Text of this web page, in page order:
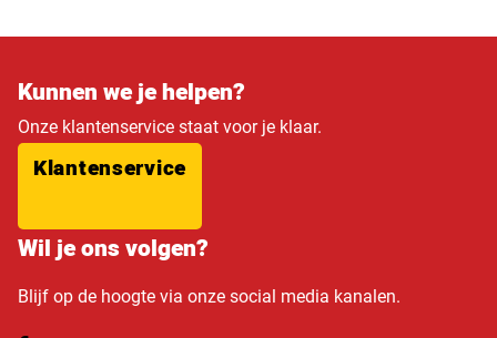
Kunnen we je helpen?
Onze klantenservice staat voor je klaar.
Klantenservice
Wil je ons volgen?
Blijf op de hoogte via onze social media kanalen.